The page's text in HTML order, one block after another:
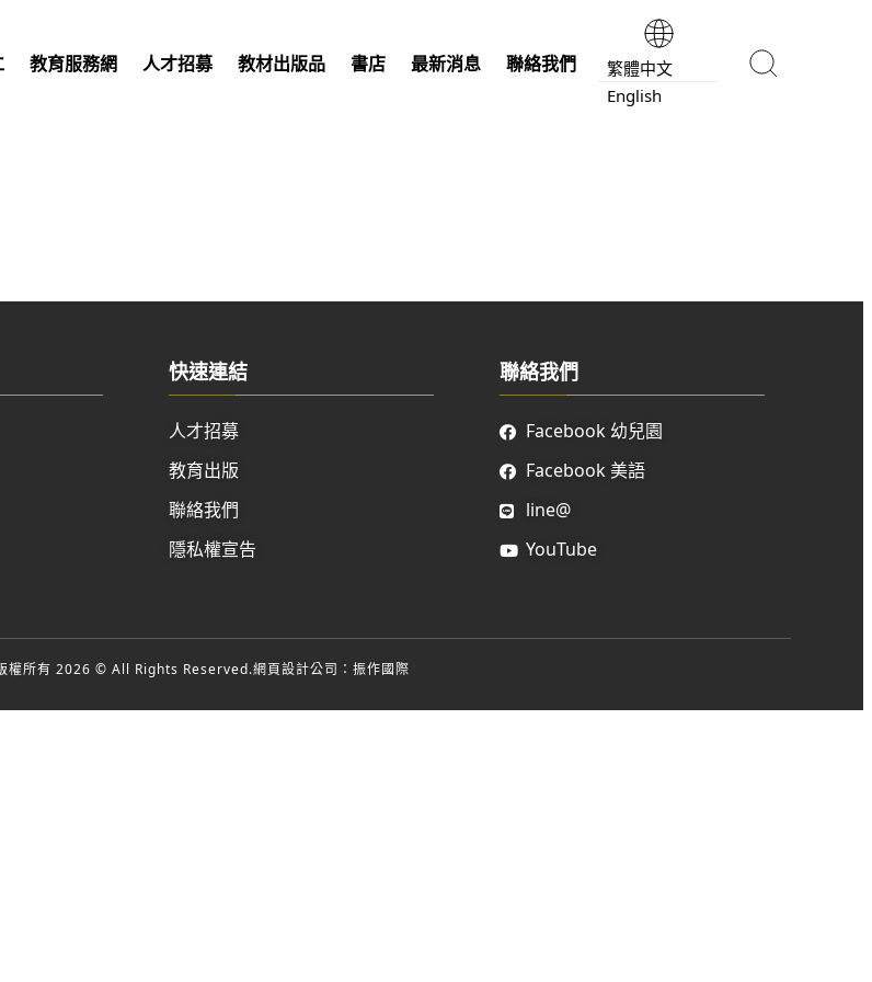
教育服務網 人才招募 教材出版品 書店 最新消息 聯絡我們
繁體中文
English
快速連結
人才招募
教育出版
聯絡我們
隱私權宣告
聯絡我們
Facebook 幼兒園
Facebook 美語
line@
YouTube
權所有 2026 © All Rights Reserved.網頁設計公司 ：振作國際